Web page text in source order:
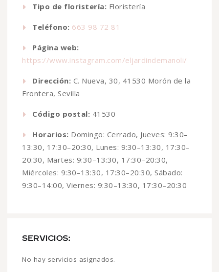
Tipo de floristería: Floristería
Teléfono: 663 98 72 81
Página web:
https://www.instagram.com/eljardindemanoli/
Dirección: C. Nueva, 30, 41530 Morón de la
Frontera, Sevilla
Código postal: 41530
Horarios: Domingo: Cerrado, Jueves: 9:30–
13:30, 17:30–20:30, Lunes: 9:30–13:30, 17:30–
20:30, Martes: 9:30–13:30, 17:30–20:30,
Miércoles: 9:30–13:30, 17:30–20:30, Sábado:
9:30–14:00, Viernes: 9:30–13:30, 17:30–20:30
SERVICIOS:
No hay servicios asignados.